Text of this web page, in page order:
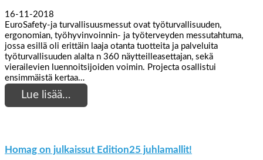
16-11-2018
EuroSafety-ja turvallisuusmessut ovat työturvallisuuden,
ergonomian, työhyvinvoinnin- ja työterveyden messutahtuma,
jossa esillä oli erittäin laaja otanta tuotteita ja palveluita
työturvallisuuden alalta n 360 näytteilleasettajan, sekä
vierailevien luennoitsijoiden voimin. Projecta osallistui
ensimmäistä kertaa…
Lue lisää…
Homag on julkaissut Edition25 juhlamallit!